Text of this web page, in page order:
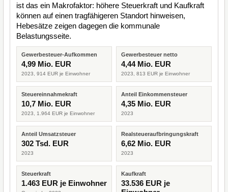
ist das ein Makrofaktor: höhere Steuerkraft und Kaufkraft
können auf einen tragfähigeren Standort hinweisen,
Hebesätze zeigen dagegen die kommunale
Belastungsseite.
Gewerbesteuer-Aufkommen
4,99 Mio. EUR
2023, 914 EUR je Einwohner
Gewerbesteuer netto
4,44 Mio. EUR
2023, 813 EUR je Einwohner
Steuereinnahmekraft
10,7 Mio. EUR
2023, 1.964 EUR je Einwohner
Anteil Einkommensteuer
4,35 Mio. EUR
2023
Anteil Umsatzsteuer
302 Tsd. EUR
2023
Realsteueraufbringungskraft
6,62 Mio. EUR
2023
Steuerkraft
1.463 EUR je Einwohner
Kaufkraft
33.536 EUR je